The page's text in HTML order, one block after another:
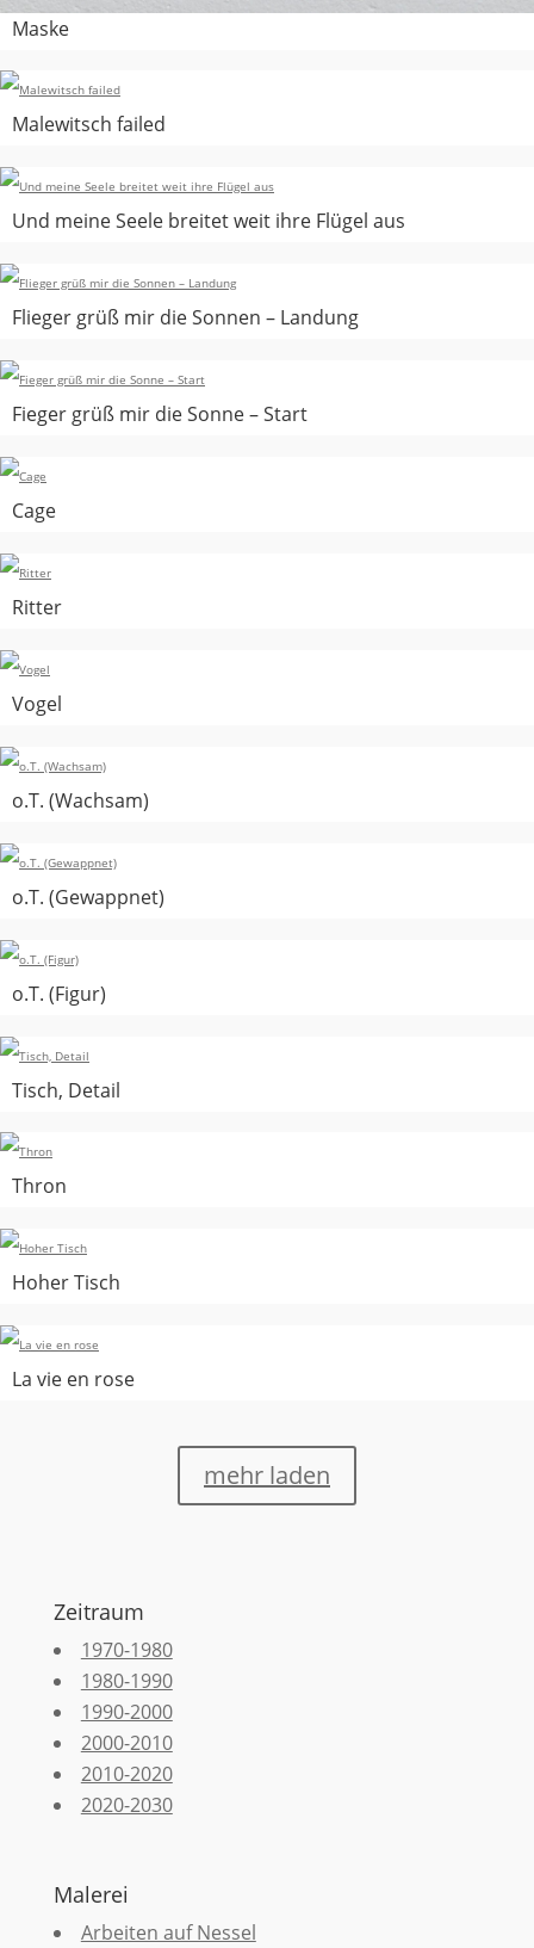
Maske
Malewitsch failed
Und meine Seele breitet weit ihre Flügel aus
Flieger grüß mir die Sonnen – Landung
Fieger grüß mir die Sonne – Start
Cage
Ritter
Vogel
o.T. (Wachsam)
o.T. (Gewappnet)
o.T. (Figur)
Tisch, Detail
Thron
Hoher Tisch
La vie en rose
mehr laden
Zeitraum
1970-1980
1980-1990
1990-2000
2000-2010
2010-2020
2020-2030
Malerei
Arbeiten auf Nessel